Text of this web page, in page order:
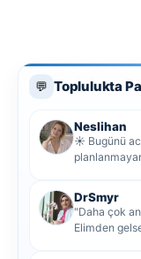
💬 Toplulukta
Neslihan
☀️ Bugünü
DrSmyr
"Daha çok
Elimden